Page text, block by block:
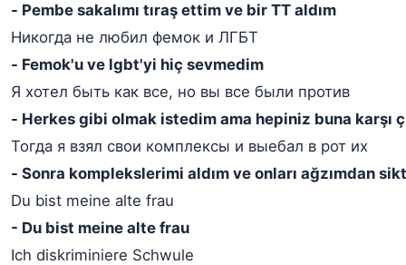
- Pembe sakalımı tıraş ettim ve bir TT aldım
Никогда не любил фемок и ЛГБТ
- Femok'u ve lgbt'yi hiç sevmedim
Я хотел быть как все, но вы все были против
- Herkes gibi olmak istedim ama hepiniz buna karşı
Тогда я взял свои комплексы и выебал в рот их
- Sonra komplekslerimi aldım ve onları ağzımdan
Du bist meine alte frau
- Du bist meine alte frau
Ich diskriminiere Schwule